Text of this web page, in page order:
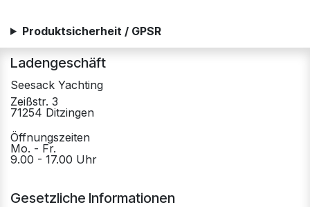
Produktsicherheit / GPSR
Ladengeschäft
Seesack Yachting
Zeißstr. 3
71254 Ditzingen
Öffnungszeiten
Mo. - Fr.
9.00 - 17.00 Uhr
Gesetzliche Informationen